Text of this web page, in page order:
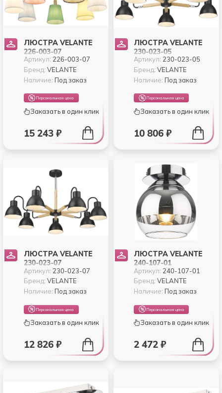
ЛЮСТРА VELANTE
226-003-07
Артикул: 226-003-07
Бренд: VELANTE
Наличие: Под заказ
Персональная цена
Заказать в один клик
15 243 ₽
ЛЮСТРА VELANTE
230-023-05
Артикул: 230-023-05
Бренд:VELANTE
Наличие: Под заказ
Персональная цена
Заказать в один клик
10 806 ₽
ЛЮСТРА VELANTE
230-023-07
Артикул: 230-023-07
Бренд: VELANTE
Наличие: Под заказ
Персональная цена
Заказать в один клик
12 826 ₽
ЛЮСТРА VELANTE
240-107-01
Артикул: 240-107-01
Бренд:VELANTE
Наличие: Под заказ
Персональная цена
Заказать в один клик
2 472 ₽